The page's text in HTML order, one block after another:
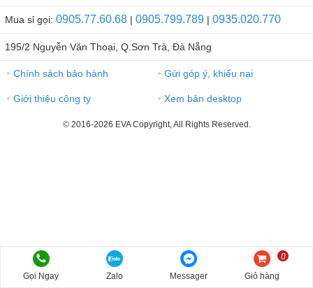
Mua sỉ gọi: 0905.77.60.68 | 0905.799.789 | 0935.020.770
195/2 Nguyễn Văn Thoại, Q.Sơn Trà, Đà Nẵng
● Chính sách bảo hành ● Gửi góp ý, khiếu nại
● Giới thiệu công ty ● Xem bản desktop
© 2016-2026 EVA Copyright, All Rights Reserved.
Gọi Ngay Zalo Messager Giỏ hàng
0